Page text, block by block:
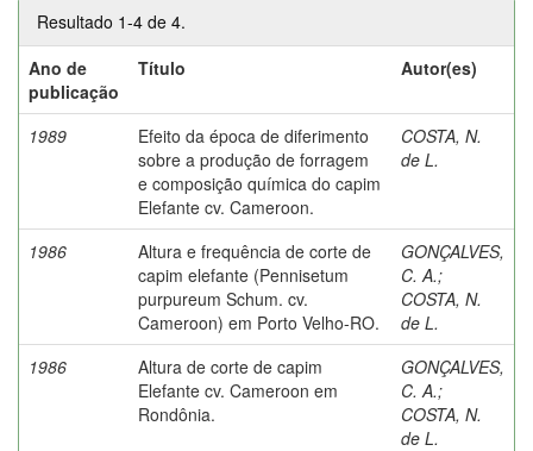
Resultado 1-4 de 4.
Ano de
publicação
Título Autor(es)
1989
Efeito da época de diferimento
sobre a produção de forragem
e composição química do capim
Elefante cv. Cameroon.
COSTA, N.
de L.
1986
Altura e frequência de corte de
capim elefante (Pennisetum
purpureum Schum. cv.
Cameroon) em Porto Velho-RO.
GONÇALVES,
C. A.;
COSTA, N.
de L.
1986
Altura de corte de capim
Elefante cv. Cameroon em
Rondônia.
GONÇALVES,
C. A.;
COSTA, N.
de L.